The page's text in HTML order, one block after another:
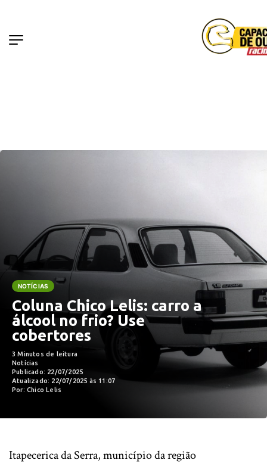
NOTÍCIAS
Coluna Chico Lelis: carro a
álcool no frio? Use
cobertores
3 Minutos de leitura
Notícias
Publicado: 22/07/2025
Atualizado: 22/07/2025 às 11:07
Por: Chico Lelis
Itapecerica da Serra, município da região